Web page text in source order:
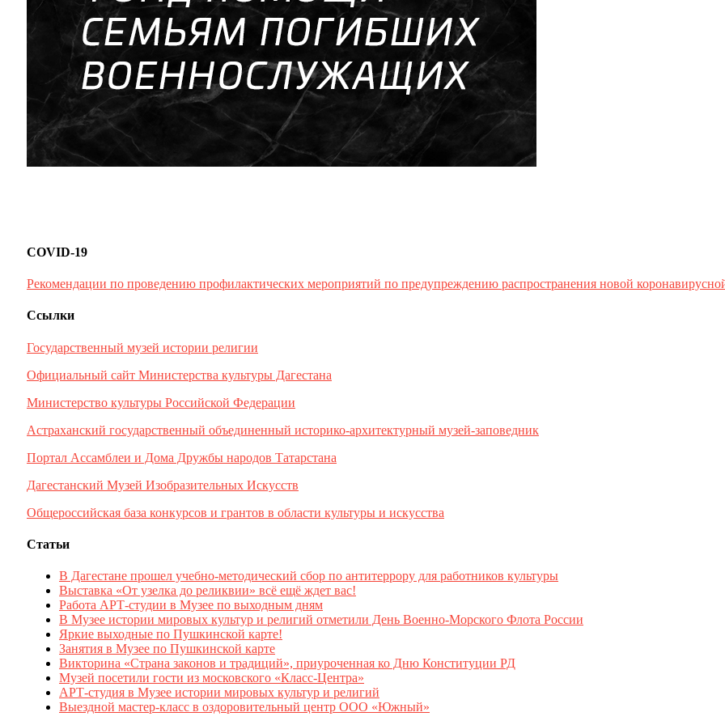
COVID-19
Рекомендации по проведению профилактических мероприятий по предупреждению распространения новой
Ссылки
Государственный музей истории религии
Официальный сайт Министерства культуры Дагестана
Министерство культуры Российской Федерации
Астраханский государственный объединенный историко-архитектурный музей-заповедник
Портал Ассамблеи и Дома Дружбы народов Татарстана
Дагестанский Музей Изобразительных Искусств
Общероссийская база конкурсов и грантов в области культуры и искусства
Статьи
В Дагестане прошел учебно-методический сбор по антитеррору для работников культуры
Выставка «От узелка до реликвии» всё ещё ждет вас!
Работа АРТ-студии в Музее по выходным дням
В Музее истории мировых культур и религий отметили День Военно-Морского Флота России
Яркие выходные по Пушкинской карте!
Занятия в Музее по Пушкинской карте
Викторина «Страна законов и традиций», приуроченная ко Дню Конституции РД
Музей посетили гости из московского «Класс-Центра»
АРТ-студия в Музее истории мировых культур и религий
Выездной мастер-класс в оздоровительный центр ООО «Южный»